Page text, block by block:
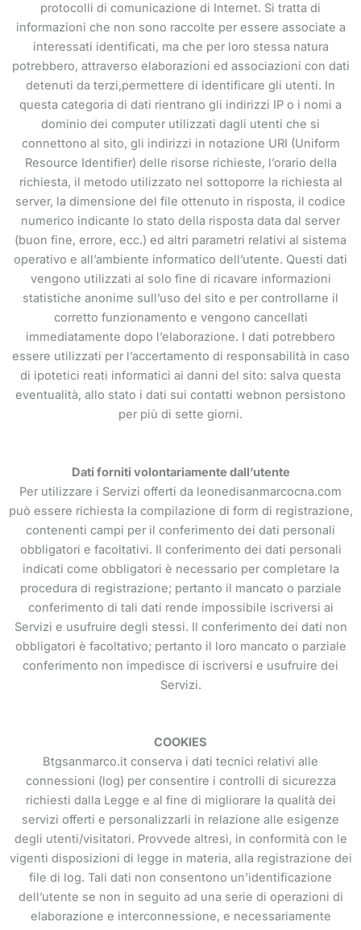
protocolli di comunicazione di Internet. Si tratta di
informazioni che non sono raccolte per essere associate a
interessati identificati, ma che per loro stessa natura
potrebbero, attraverso elaborazioni ed associazioni con dati
detenuti da terzi,permettere di identificare gli utenti. In
questa categoria di dati rientrano gli indirizzi IP o i nomi a
dominio dei computer utilizzati dagli utenti che si
connettono al sito, gli indirizzi in notazione URI (Uniform
Resource Identifier) delle risorse richieste, l’orario della
richiesta, il metodo utilizzato nel sottoporre la richiesta al
server, la dimensione del file ottenuto in risposta, il codice
numerico indicante lo stato della risposta data dal server
(buon fine, errore, ecc.) ed altri parametri relativi al sistema
operativo e all’ambiente informatico dell’utente. Questi dati
vengono utilizzati al solo fine di ricavare informazioni
statistiche anonime sull’uso del sito e per controllarne il
corretto funzionamento e vengono cancellati
immediatamente dopo l’elaborazione. I dati potrebbero
essere utilizzati per l’accertamento di responsabilità in caso
di ipotetici reati informatici ai danni del sito: salva questa
eventualità, allo stato i dati sui contatti webnon persistono
per più di sette giorni.
Dati forniti volontariamente dall’utente
Per utilizzare i Servizi offerti da leonedisanmarcocna.com
può essere richiesta la compilazione di form di registrazione,
contenenti campi per il conferimento dei dati personali
obbligatori e facoltativi. Il conferimento dei dati personali
indicati come obbligatori è necessario per completare la
procedura di registrazione; pertanto il mancato o parziale
conferimento di tali dati rende impossibile iscriversi ai
Servizi e usufruire degli stessi. Il conferimento dei dati non
obbligatori è facoltativo; pertanto il loro mancato o parziale
conferimento non impedisce di iscriversi e usufruire dei
Servizi.
COOKIES
Btgsanmarco.it conserva i dati tecnici relativi alle
connessioni (log) per consentire i controlli di sicurezza
richiesti dalla Legge e al fine di migliorare la qualità dei
servizi offerti e personalizzarli in relazione alle esigenze
degli utenti/visitatori. Provvede altresì, in conformità con le
vigenti disposizioni di legge in materia, alla registrazione dei
file di log. Tali dati non consentono un’identificazione
dell’utente se non in seguito ad una serie di operazioni di
elaborazione e interconnessione, e necessariamente